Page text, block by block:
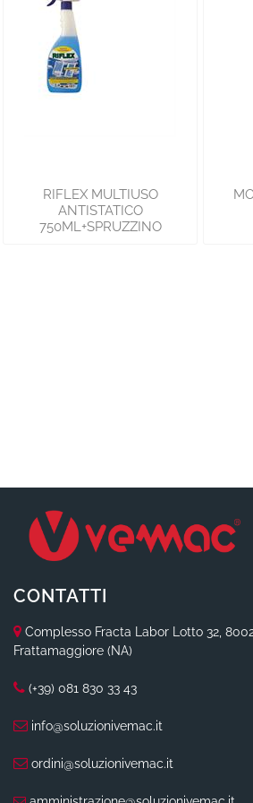
RIFLEX MULTIUSO
ANTISTATICO
750ML+SPRUZZINO
CONTATTI
Complesso Fracta Labor Lotto 32,
Frattamaggiore (NA)
(+39) 081 830 33 43
info@soluzionivemac.it
ordini@soluzionivemac.it